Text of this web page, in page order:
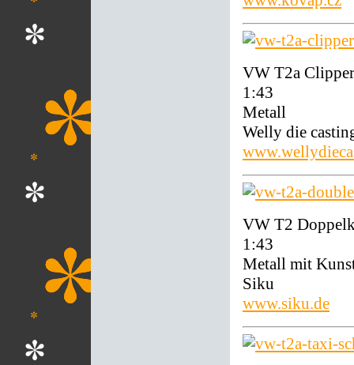
VW T2a
1:43
Metall
Welly die
VW T2
1:43
Metall mit
Siku
www.siku.de